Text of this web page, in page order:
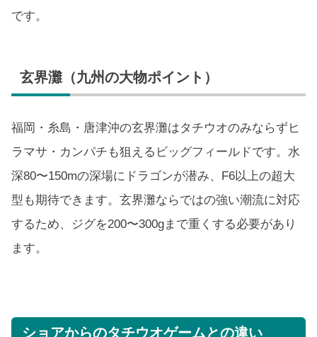
です。
玄界灘（九州の大物ポイント）
福岡・糸島・唐津沖の玄界灘はタチウオのみならずヒ
ラマサ・カンパチも狙えるビッグフィールドです。水
深80〜150mの深場にドラゴンが潜み、F6以上の超大
型も期待できます。玄界灘ならではの強い潮流に対応
するため、ジグを200〜300gまで重くする必要があり
ます。
ショアからのタチウオゲームとの違い